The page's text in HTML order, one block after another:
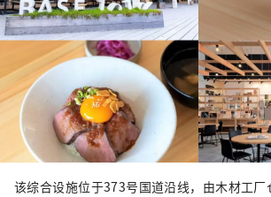
该综合设施位于373号国道沿线，由木材工